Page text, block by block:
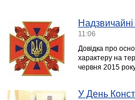
Надзвичайні
11:06
Довідка про
характеру на
червня 2015
У День